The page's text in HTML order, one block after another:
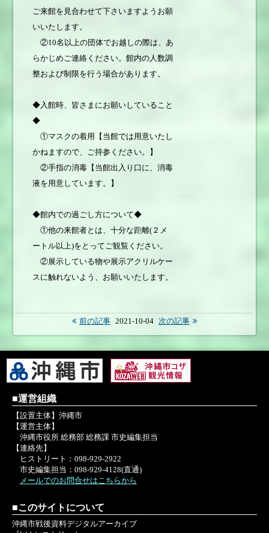
ご来館を見合わせて下さいますようお願
いいたします。
②10名以上の団体でお越しの際は、あ
らかじめご連絡ください。館内の人数調
整および制限を行う場合があります。
◆入館時、皆さまにお願いしていること
◆
①マスクの着用【当館では用意いたし
かねますので、ご持参ください。】
②手指の消毒【当館出入り口に、消毒
液を用意しています。】
◆館内での過ごし方について◆
①他の来館者とは、十分な距離(２メ
ートル以上)をとってご観覧ください。
②展示している物や展示アクリルケー
スに触れないよう、お願いいたします。
前の記事 2021-10-04 次の記事
■運営組織
【設置主体】沖縄市
【運営主体】
沖縄市役所 総務部 総務課 市史編集担当
【連絡先】
ヒストリート：098-929-2922
市史編集担当：098-929-4128(直通)
メールでのお問合せはこちらから
■このサイトについて
沖縄市戦後資料デジタルアーカイブ